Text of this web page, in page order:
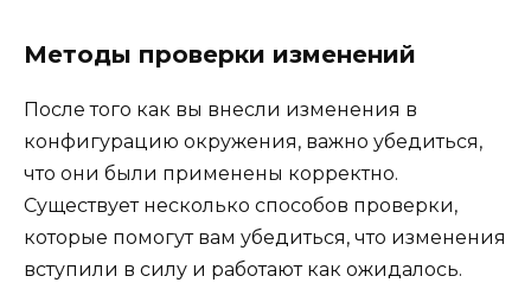
Методы проверки изменений
После того как вы внесли изменения в
конфигурацию окружения, важно убедиться,
что они были применены корректно.
Существует несколько способов проверки,
которые помогут вам убедиться, что изменения
вступили в силу и работают как ожидалось.